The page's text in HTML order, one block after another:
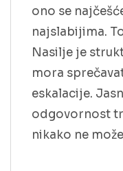
ono se
najslabijima.
Nasilje je
mora
eskalacije.
odgovornost
nikako ne